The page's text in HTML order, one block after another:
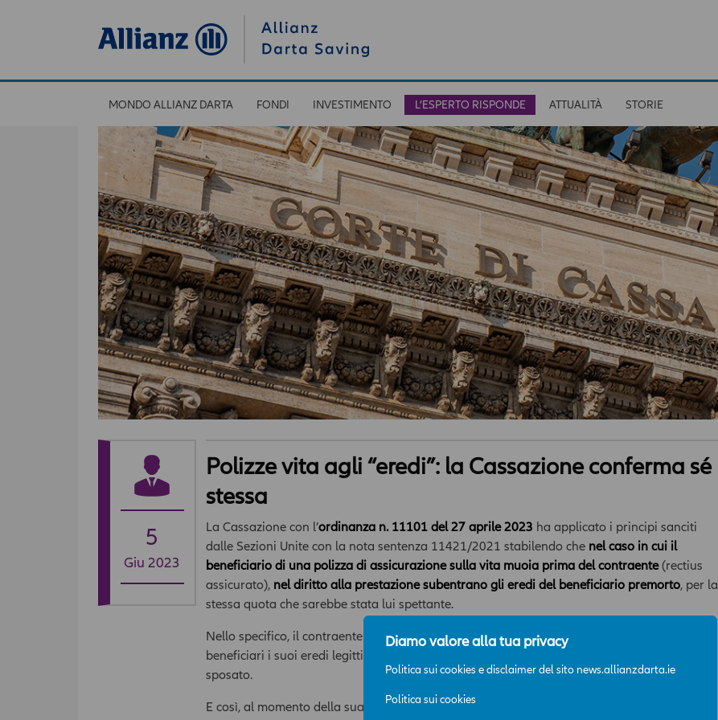
Diamo valore alla tua privacy
Politica sui cookies e disclaimer del sito news.allianzdarta.ie
Politica sui cookies
MONDO ALLIANZ DARTA FONDI INVESTIMENTO L’ESPERTO RISPONDE ATTUALITÀ STORIE
5
Giu 2023
Polizze vita agli “eredi”: la Cassazione conferma sé
stessa
La Cassazione con l’ordinanza n. 11101 del 27 aprile 2023 ha applicato i principi sanciti
dalle Sezioni Unite con la nota sentenza 11421/2021 stabilendo che nel caso in cui il
beneficiario di una polizza di assicurazione sulla vita muoia prima del contraente(rectius
assicurato), nel diritto alla prestazione subentrano gli eredi del beneficiario premorto, per la
stessa quota che sarebbe stata lui spettante.
Nello specifico, il contraente di una polizza di assicurazioni sulla vita aveva designato quali
beneficiari i suoi eredi legittimi ed era poi deceduto senza lasciare figli e senza essersi
sposato.
E così, al momento della sua morte, gli eredi legittimi erano a) la sorella, per la quota di